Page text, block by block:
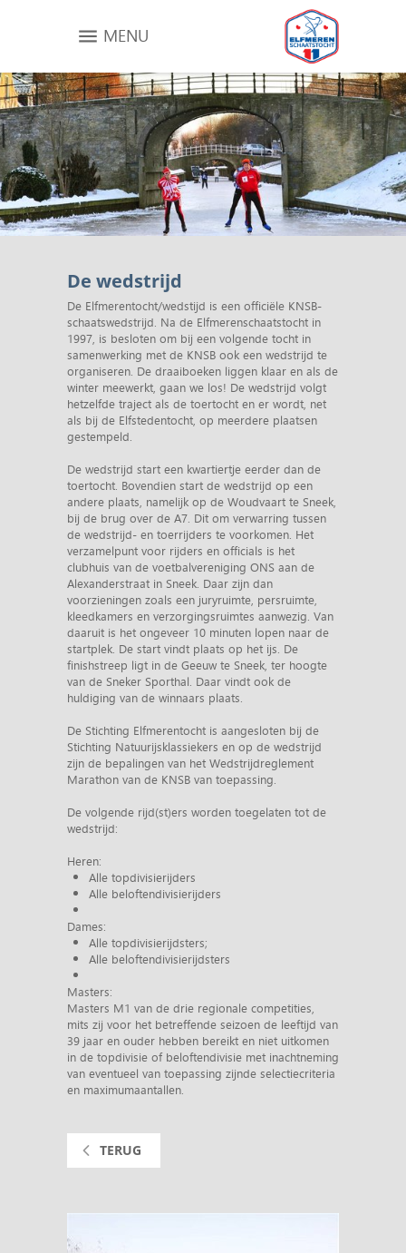
MENU
De wedstrijd
De Elfmerentocht/wedstijd is een officiële KNSB-
schaatswedstrijd. Na de Elfmerenschaatstocht in
1997, is besloten om bij een volgende tocht in
samenwerking met de KNSB ook een wedstrijd te
organiseren. De draaiboeken liggen klaar en als de
winter meewerkt, gaan we los! De wedstrijd volgt
hetzelfde traject als de toertocht en er wordt, net
als bij de Elfstedentocht, op meerdere plaatsen
gestempeld.
De wedstrijd start een kwartiertje eerder dan de
toertocht. Bovendien start de wedstrijd op een
andere plaats, namelijk op de Woudvaart te Sneek,
bij de brug over de A7. Dit om verwarring tussen
de wedstrijd- en toerrijders te voorkomen. Het
verzamelpunt voor rijders en officials is het
clubhuis van de voetbalvereniging ONS aan de
Alexanderstraat in Sneek. Daar zijn dan
voorzieningen zoals een juryruimte, persruimte,
kleedkamers en verzorgingsruimtes aanwezig. Van
daaruit is het ongeveer 10 minuten lopen naar de
startplek. De start vindt plaats op het ijs. De
finishstreep ligt in de Geeuw te Sneek, ter hoogte
van de Sneker Sporthal. Daar vindt ook de
huldiging van de winnaars plaats.
De Stichting Elfmerentocht is aangesloten bij de
Stichting Natuurijsklassiekers en op de wedstrijd
zijn de bepalingen van het Wedstrijdreglement
Marathon van de KNSB van toepassing.
De volgende rijd(st)ers worden toegelaten tot de
wedstrijd:
Heren:
Alle topdivisierijders
Alle beloftendivisierijders
Dames:
Alle topdivisierijdsters;
Alle beloftendivisierijdsters
Masters:
Masters M1 van de drie regionale competities,
mits zij voor het betreffende seizoen de leeftijd van
39 jaar en ouder hebben bereikt en niet uitkomen
in de topdivisie of beloftendivisie met inachtneming
van eventueel van toepassing zijnde selectiecriteria
en maximumaantallen.
TERUG